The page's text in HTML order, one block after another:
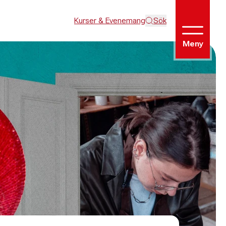
Kurser & Evenemang Sök
Meny